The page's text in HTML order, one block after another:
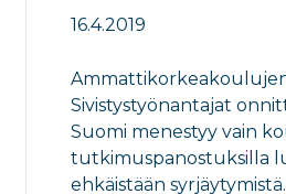
16.4.2019
Sivistystyönantajat
Suomi menestyy vain
tutkimuspanostuksilla
ehkäistään